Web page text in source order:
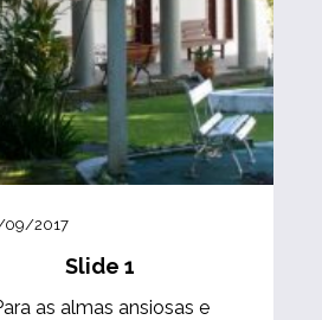
09/2017
Slide 1
as almas ansiosas e